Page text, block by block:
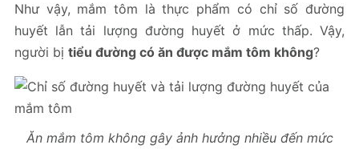
Như vậy, mắm tôm là thực phẩm có chỉ số đường
huyết lẫn tải lượng đường huyết ở mức thấp. Vậy,
người bị tiểu đường có ăn được mắm tôm không?
Ăn mắm tôm không gây ảnh hưởng nhiều đến mức